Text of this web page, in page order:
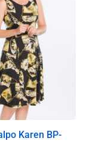
Karen BP-